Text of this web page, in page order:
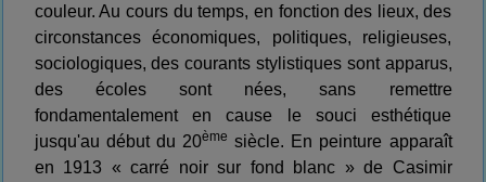
couleur. Au cours du temps, en fonction des lieux, des
circonstances économiques, politiques, religieuses,
sociologiques, des courants stylistiques sont apparus,
des écoles sont nées, sans remettre
fondamentalement en cause le souci esthétique
jusqu'au début du 20ème siècle. En peinture apparaît
en 1913 « carré noir sur fond blanc » de Casimir